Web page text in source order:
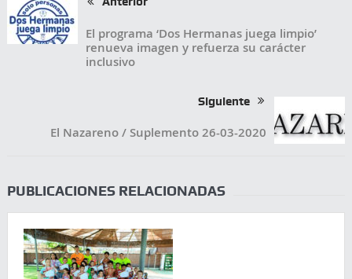
El programa ‘Dos Hermanas juega limpio’
renueva imagen y refuerza su carácter
inclusivo
Siguiente
El Nazareno / Suplemento 26-03-2020
PUBLICACIONES RELACIONADAS